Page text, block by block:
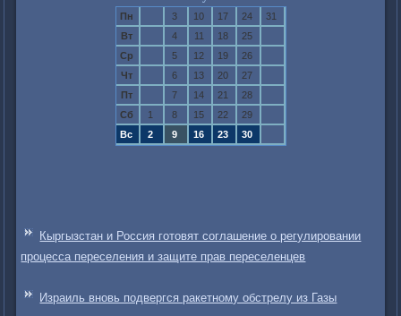
Пн 3 10 17 24
31
Вт
4 11 18
25
Ср
5 12 19
26
Чт
6 13 20
27
Пт
7 14 21
28
Сб
1 8 15 22
29
Вс
2 9 16 23 30
Кыргызстан и Россия готовят соглашение о регулировании
процесса переселения и защите прав переселенцев
Израиль вновь подвергся ракетному обстрелу из Газы